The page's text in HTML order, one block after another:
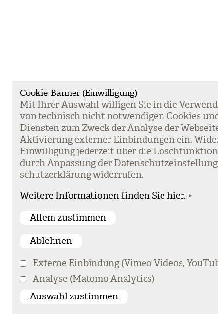
Cookie-Banner (Einwilligung)
Mit Ihrer Aus­wahl wil­li­gen Sie in die
von tech­nisch nicht not­wen­di­gen Coo­kies
Diens­ten zum Zweck der Ana­lyse der
Akti­vie­rung exter­ner Ein­bin­dun­gen ein.
Ein­wil­li­gung jeder­zeit über die
durch Anpas­sung der
schutz­er­klä­rung wider­ru­fen.
Weitere Informationen finden Sie hier.
Externe Einbindung (Vimeo Videos,
Analyse (Matomo Analytics)